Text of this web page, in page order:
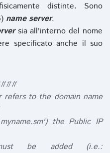
distinte. Sono
name server.
sia all'interno del nome
specificato anche il suo
refers to the domain name
the Public IP
be added (i.e.: